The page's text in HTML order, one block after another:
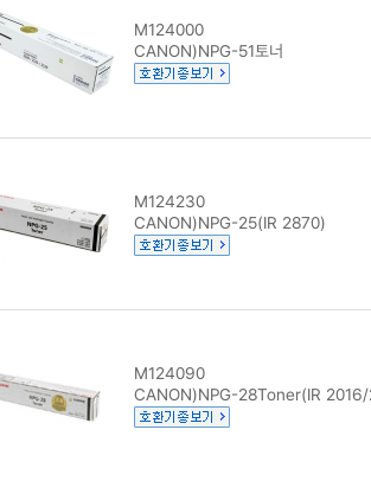
M124000
CANON)NPG-51토너
M124230
CANON)NPG-25(IR 2870)
M124090
CANON)NPG-28Toner(IR